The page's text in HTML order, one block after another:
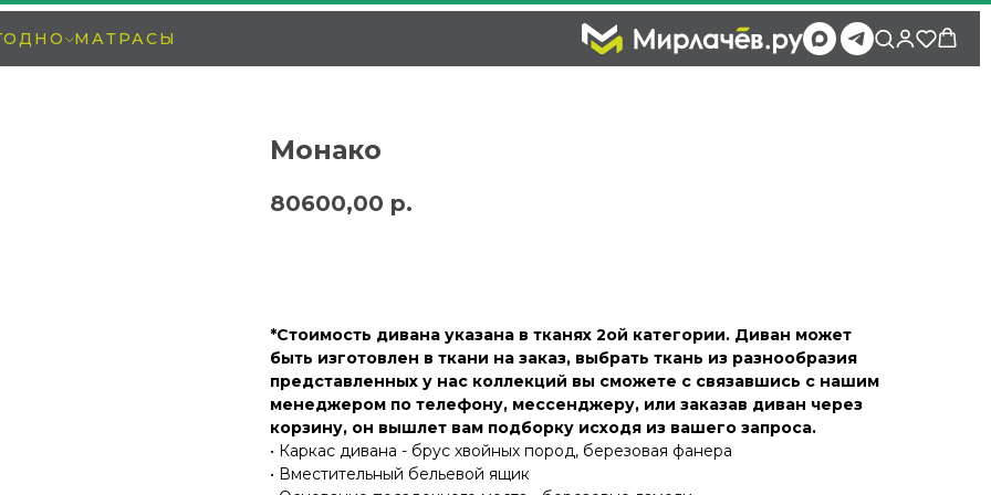
МАТРАСЫ
Монако
80600,00 р.
*Стоимость дивана указана в тканях 2ой категории. Диван может
быть изготовлен в ткани на заказ, выбрать ткань из разнообразия
представленных у нас коллекций вы сможете с связавшись с нашим
менеджером по телефону, мессенджеру, или заказав диван через
корзину, он вышлет вам подборку исходя из вашего запроса.
• Каркас дивана - брус хвойных пород, березовая фанера
• Вместительный бельевой ящик